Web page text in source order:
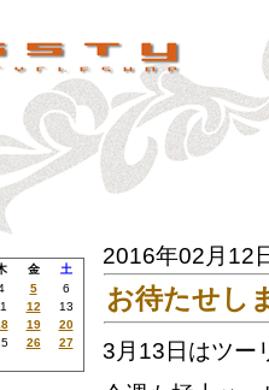
金
土
5
6
12
13
19
20
26
27
2016年02月12
お待たせし
3月13日はツー